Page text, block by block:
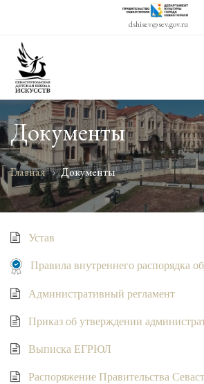
dshisev@sev.gov.ru
Документы
Главная Документы
Устав
Правила внутреннего распорядка
Административный регламент
Приказ об утверждении
Выписка ЕГРЮЛ
Распоряжение Правительства